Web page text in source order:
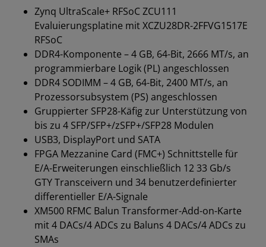
Zynq UltraScale+ RFSoC ZCU111
Evaluierungsplatine mit XCZU28DR-2FFVG1517E
RFSoC
DDR4-Komponente – 4 GB, 64-Bit, 2666 MT/s, an
programmierbare Logik (PL) angeschlossen
DDR4 SODIMM – 4 GB, 64-Bit, 2400 MT/s, an
Prozessorsubsystem (PS) angeschlossen
Gruppierter SFP28-Käfig zur Unterstützung von
bis zu 4 SFP/SFP+/zSFP+/SFP28 Modulen
USB3, DisplayPort und SATA
FPGA Mezzanine Card (FMC+) Schnittstelle für
E/A-Erweiterungen einschließlich 12 33 Gb/s
GTY Transceivern und 34 benutzerdefinierter
differentieller E/A-Signale
XM500 RFMC Balun Transformer-Add-on-Karte
mit 4 DACs/4 ADCs zu Baluns 4 DACs/4 ADCs zu
SMAs